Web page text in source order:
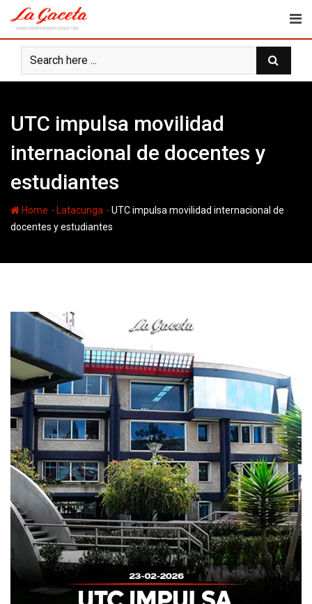
content
UTC impulsa movilidad
internacional de docentes y
estudiantes
Home - Latacunga -UTC impulsa movilidad internacional de
docentes y estudiantes